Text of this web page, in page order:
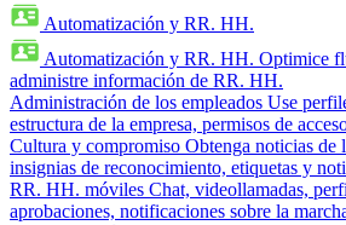
Automatización y RR. HH.
Automatización y RR. HH. Optimice
administre información de RR. HH.
Administración de los empleados Use
estructura de la empresa, permisos de
Cultura y compromiso Obtenga noticias de
insignias de reconocimiento, etiquetas y
RR. HH. móviles Chat, videollamadas,
aprobaciones, notificaciones sobre la